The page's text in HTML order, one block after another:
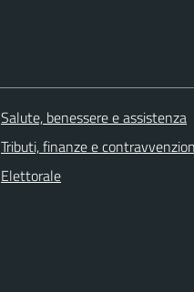
Salute, benessere e assistenza
Tributi, finanze e
Elettorale